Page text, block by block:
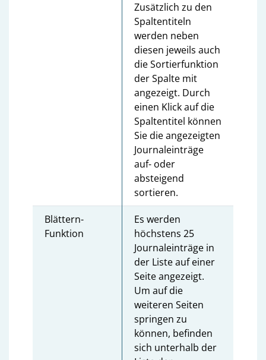
Zusätzlich zu den
Spaltentiteln
werden neben
diesen jeweils auch
die Sortierfunktion
der Spalte mit
angezeigt. Durch
einen Klick auf die
Spaltentitel können
Sie die angezeigten
Journaleinträge
auf- oder
absteigend
sortieren.
Blättern-
Funktion
Es werden
höchstens 25
Journaleinträge in
der Liste auf einer
Seite angezeigt.
Um auf die
weiteren Seiten
springen zu
können, befinden
sich unterhalb der